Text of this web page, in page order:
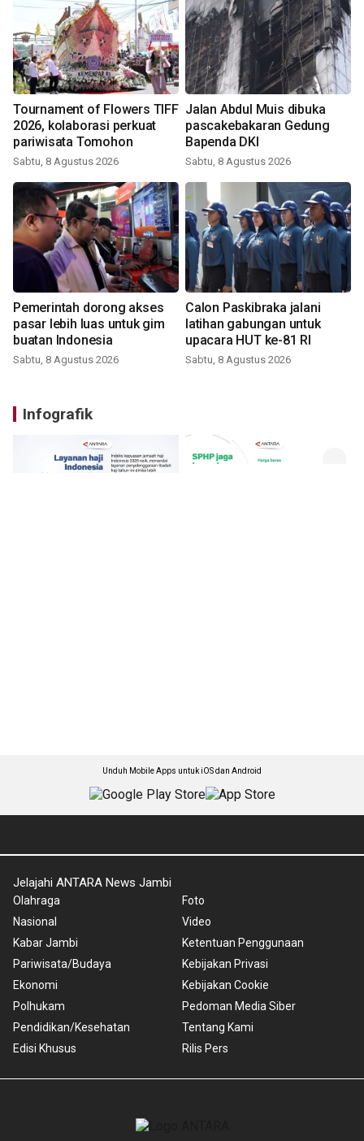
Tournament of Flowers TIFF
2026, kolaborasi perkuat
pariwisata Tomohon
Sabtu, 8 Agustus 2026
Jalan Abdul Muis dibuka
pascakebakaran Gedung
Bapenda DKI
Sabtu, 8 Agustus 2026
Pemerintah dorong akses
pasar lebih luas untuk gim
buatan Indonesia
Sabtu, 8 Agustus 2026
Calon Paskibraka jalani
latihan gabungan untuk
upacara HUT ke-81 RI
Sabtu, 8 Agustus 2026
Infografik
Unduh Mobile Apps untuk iOS dan Android
Jelajahi ANTARA News Jambi
Olahraga
Nasional
Kabar Jambi
Pariwisata/Budaya
Ekonomi
Polhukam
Pendidikan/Kesehatan
Edisi Khusus
Foto
Video
Ketentuan Penggunaan
Kebijakan Privasi
Kebijakan Cookie
Pedoman Media Siber
Tentang Kami
Rilis Pers